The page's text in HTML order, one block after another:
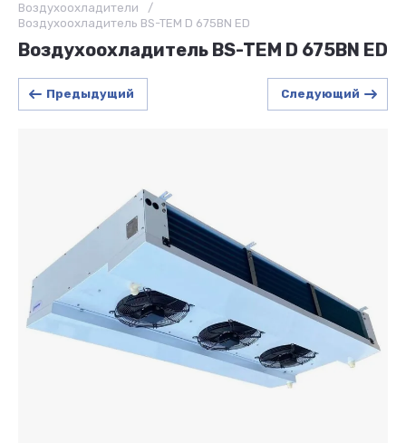
Воздухоохладители
/
Воздухоохладитель BS-TEM D 675BN ED
Воздухоохладитель BS-TEM D 675BN ED
Предыдущий Следующий